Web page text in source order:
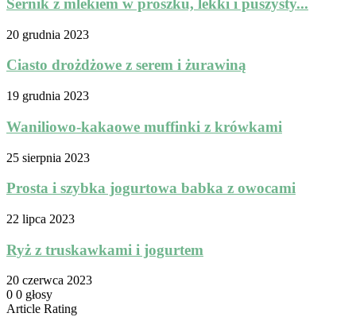
Sernik z mlekiem w proszku, lekki i puszysty...
20 grudnia 2023
Ciasto drożdżowe z serem i żurawiną
19 grudnia 2023
Waniliowo-kakaowe muffinki z krówkami
25 sierpnia 2023
Prosta i szybka jogurtowa babka z owocami
22 lipca 2023
Ryż z truskawkami i jogurtem
20 czerwca 2023
0 0 głosy
Article Rating